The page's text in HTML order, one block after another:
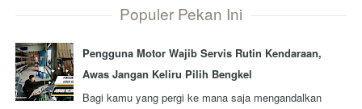
Populer Pekan Ini
Pengguna Motor Wajib Servis Rutin Kendaraan,
Awas Jangan Keliru Pilih Bengkel
Bagi kamu yang pergi ke mana saja mengandalkan